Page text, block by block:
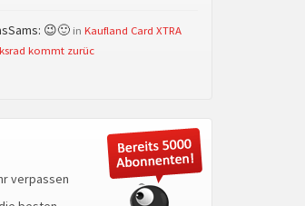
😉🙂 in Kaufland Card XTRA
kommt zurüc
verpassen